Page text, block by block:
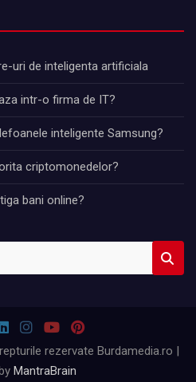
uri de inteligenta artificiala
intr-o firma de IT?
inteligente Samsung?
criptomonedelor?
bani online?
rezervate Burdamedia.ro |
MantraBrain